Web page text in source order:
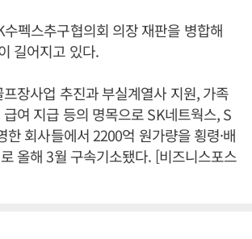
수펙스추구협의회 의장 재판을 병합해
길어지고 있다.
장사업 추진과 부실계열사 지원, 가족
여 지급 등의 명목으로 SK네트웍스, S
한 회사들에서 2200억 원가량을 횡령·배
올해 3월 구속기소됐다. [비즈니스포스